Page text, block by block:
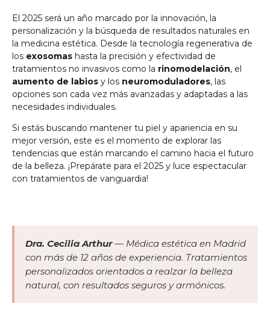
El 2025 será un año marcado por la innovación, la
personalización y la búsqueda de resultados naturales en
la medicina estética. Desde la tecnología regenerativa de
los exosomas hasta la precisión y efectividad de
tratamientos no invasivos como la rinomodelación, el
aumento de labios y los neuromoduladores, las
opciones son cada vez más avanzadas y adaptadas a las
necesidades individuales.
Si estás buscando mantener tu piel y apariencia en su
mejor versión, este es el momento de explorar las
tendencias que están marcando el camino hacia el futuro
de la belleza. ¡Prepárate para el 2025 y luce espectacular
con tratamientos de vanguardia!
Dra. Cecilia Arthur— Médica estética en Madrid
con más de 12 años de experiencia. Tratamientos
personalizados orientados a realzar la belleza
natural, con resultados seguros y armónicos.